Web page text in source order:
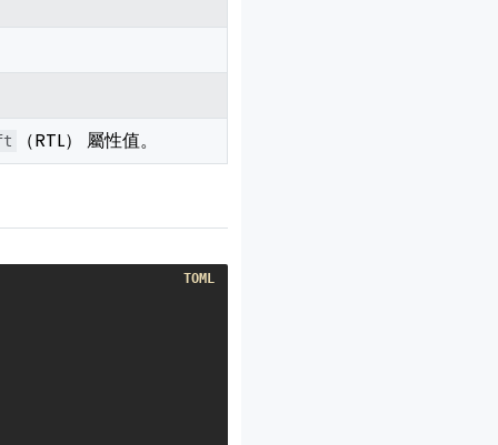
（RTL） 屬性值。